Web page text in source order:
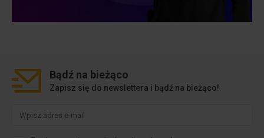
Bądź na bieżąco
Zapisz się do newslettera i bądź na bieżąco!